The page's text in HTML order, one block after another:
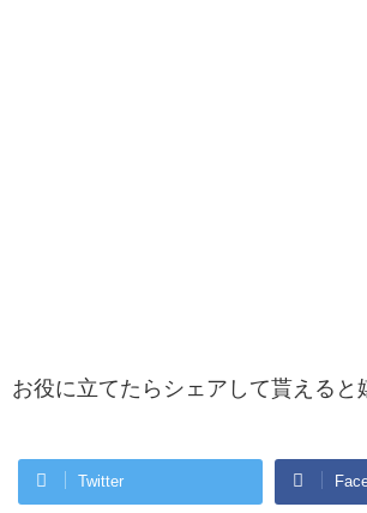
お役に立てたらシェアして貰えると
Twitter